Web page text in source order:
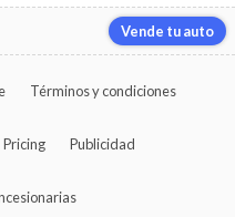
Vende tu auto
Términos y condiciones
Pricing Publicidad